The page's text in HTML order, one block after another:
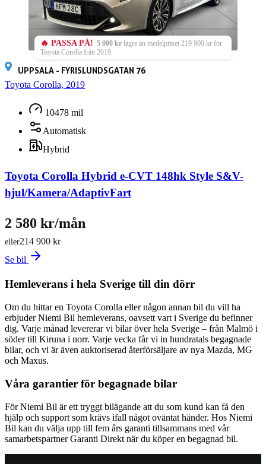
🔥 PASSA PÅ! 5 000 kr lägre än medelpriset 219 900 kr för
Toyota Corolla från 2019.
UPPSALA - FYRISLUNDSGATAN 76
Toyota Corolla, 2019
10478 mil
Automatisk
Hybrid
Toyota Corolla Hybrid e-CVT 148hk Style S&V-
hjul/Kamera/AdaptivFart
214 900 kr
eller
2 580 kr/mån
Se bil
Hemleverans i hela Sverige till din dörr
Om du hittar en Toyota Corolla eller någon annan bil du vill ha
erbjuder Niemi Bil hemleverans, oavsett vart i Sverige du befinner
dig. Varje månad levererar vi bilar över hela Sverige – från Malmö i
söder till Kiruna i norr. Varje vecka får vi in hundratals begagnade
bilar, och vi är även auktoriserad återförsäljare av nya Mazda, MG
och Maxus.
Våra garantier för begagnade bilar
För Niemi Bil är ett tryggt bilägande att du som kund kan få den
hjälp och support som krävs ifall något oväntat händer. Hos Niemi
Bil kan du välja upp till fem års garanti tillsammans med vår
samarbetspartner Garanti Direkt när du köper en begagnad bil.